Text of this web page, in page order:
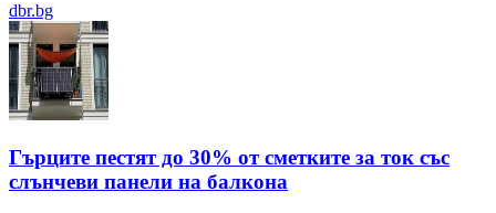
dbr.bg
Гърците пестят до 30% от сметките за ток със
слънчеви панели на балкона